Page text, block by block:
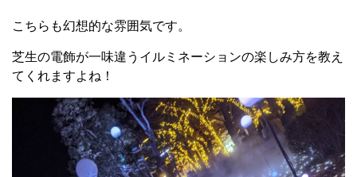
こちらも幻想的な雰囲気です。
芝生の電飾が一味違うイルミネーションの楽しみ方を教え
てくれますよね！